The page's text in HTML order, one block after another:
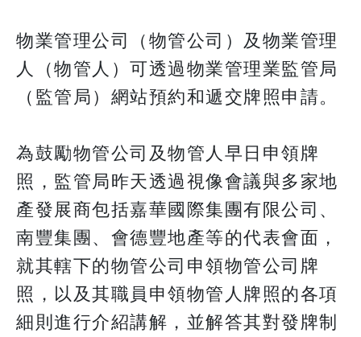
物業管理公司（物管公司）及物業管理
人（物管人）可透過物業管理業監管局
（監管局）網站預約和遞交牌照申請。
為鼓勵物管公司及物管人早日申領牌
照，監管局昨天透過視像會議與多家地
產發展商包括嘉華國際集團有限公司、
南豐集團、會德豐地產等的代表會面，
就其轄下的物管公司申領物管公司牌
照，以及其職員申領物管人牌照的各項
細則進行介紹講解，並解答其對發牌制